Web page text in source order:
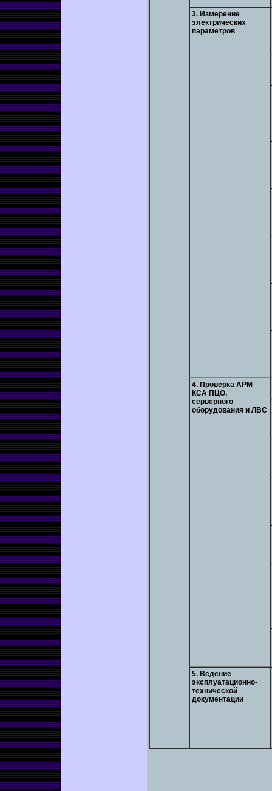
3. Измерение
электрических
параметров
4. Проверка АРМ
КСА ПЦО,
серверного
оборудования и ЛВС
5. Ведение
эксплуатационно-
технической
документации